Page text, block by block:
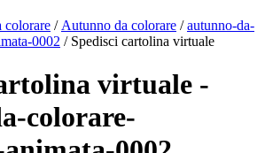
colorare / Autunno da colorare /autunno-da-
0002 / Spedisci cartolina virtuale
virtuale -
colorare-